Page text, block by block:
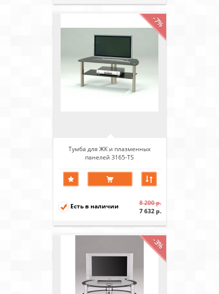
-7%
Тумба для ЖК и плазменных
панелей 3165-TS
Есть в наличии
8 200 р.
7 632 р.
-3%